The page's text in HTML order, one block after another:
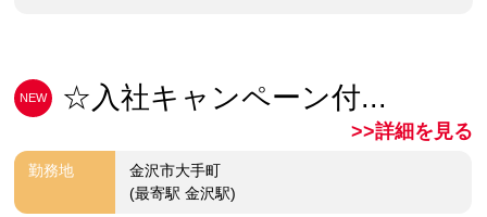
NEW ☆入社キャンペーン付...
>>詳細を見る
勤務地
金沢市大手町
(最寄駅 金沢駅)